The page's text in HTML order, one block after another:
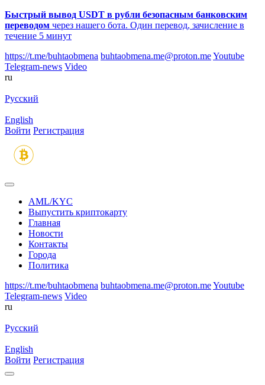
Быстрый вывод USDT в рубли безопасным банковским
переводом через нашего бота. Один перевод, зачисление в
течение 5 минут
https://t.me/buhtaobmena buhtaobmena.me@proton.meYoutube
Telegram-news Video
ru
Русский
English
Войти Регистрация
AML/KYC
Выпустить криптокарту
Главная
Новости
Контакты
Города
Политика
https://t.me/buhtaobmena buhtaobmena.me@proton.meYoutube
Telegram-news Video
ru
Русский
English
Войти Регистрация